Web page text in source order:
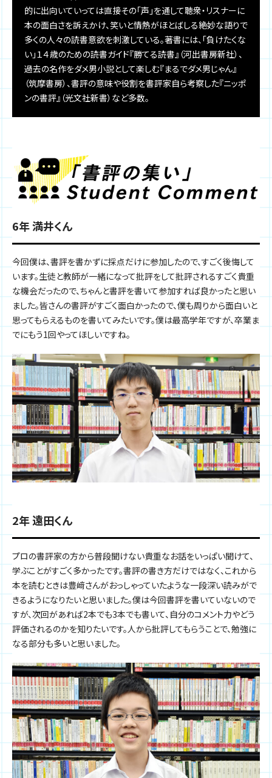
的に出向いていっては直接その「声」を通して聴衆・リスナーに
本の面白さを訴えかけ、笑いと情熱がほとばしる絶妙な語りで
多くの人々の読書意欲を刺激している。著書には、「負けたくな
い」１４歳のための読書ガイド『勝てる読書』（河出書房新社）、
過去の名作をダメ男小説として楽しむ『まるでダメ男じゃん』
（筑摩書房）、書評の意味や役割を書評家自ら考察した『ニッポ
ンの書評』（光文社新書）など多数。
6年 満井くん
今回僕は、書評を書かずに採点だけに参加したので、すごく後悔して
います。生徒と教師が一緒になって批評をして批評されるすごく貴重
な機会だったので、ちゃんと書評を書いて参加すれば良かったと思い
ました。皆さんの書評がすごく面白かったので、僕も周りから面白いと
思ってもらえるものを書いてみたいです。僕は最高学年ですが、卒業ま
でにもう1回やってほしいですね。
2年 遠田くん
プロの書評家の方から普段聞けない貴重なお話をいっぱい聞けて、
学ぶことがすごく多かったです。書評の書き方だけではなく、これから
本を読むときは豊﨑さんがおっしゃっていたような一段深い読みがで
きるようになりたいと思いました。僕は今回書評を書いていないので
すが、次回があれば2本でも3本でも書いて、自分のコメント力やどう
評価されるのかを知りたいです。人から批評してもらうことで、勉強に
なる部分も多いと思いました。